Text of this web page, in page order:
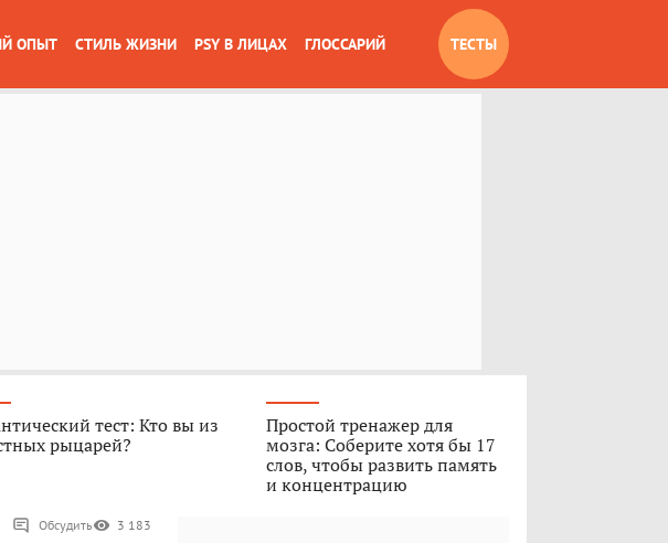
ОПЫТ СТИЛЬ ЖИЗНИ PSY В ЛИЦАХ ГЛОССАРИЙ ТЕСТЫ
тест: Кто вы из
рыцарей?
Простой тренажер для
мозга: Соберите хотя бы 17
слов, чтобы развить память
и концентрацию
Обсудить 3 183